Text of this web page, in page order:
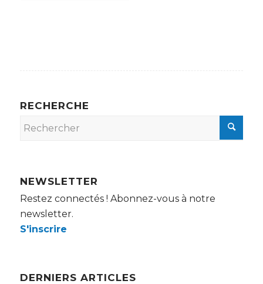
RECHERCHE
NEWSLETTER
Restez connectés ! Abonnez-vous à notre
newsletter.
S'inscrire
DERNIERS ARTICLES